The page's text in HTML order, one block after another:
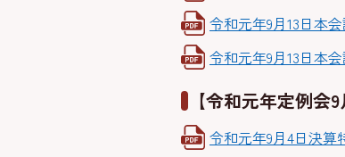
令和元年9月13日本
令和元年9月13日本
【令和元年定例会
令和元年9月4日決算